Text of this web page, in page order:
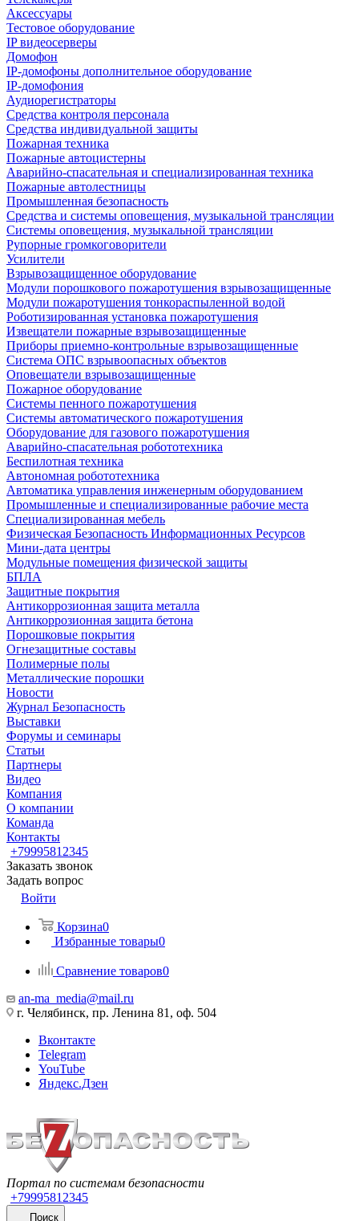
Аксессуары
Тестовое оборудование
IP видеосерверы
Домофон
IP-домофоны дополнительное оборудование
IP-домофония
Аудиорегистраторы
Средства контроля персонала
Средства индивидуальной защиты
Пожарная техника
Пожарные автоцистерны
Аварийно-спасательная и специализированная техника
Пожарные автолестницы
Промышленная безопасность
Средства и системы оповещения, музыкальной трансляции
Системы оповещения, музыкальной трансляции
Рупорные громкоговорители
Усилители
Взрывозащищенное оборудование
Модули порошкового пожаротушения взрывозащищенные
Модули пожаротушения тонкораспыленной водой
Роботизированная установка пожаротушения
Извещатели пожарные взрывозащищенные
Приборы приемно-контрольные взрывозащищенные
Система ОПС взрывоопасных объектов
Оповещатели взрывозащищенные
Пожарное оборудование
Системы пенного пожаротушения
Системы автоматического пожаротушения
Оборудование для газового пожаротушения
Аварийно-спасательная робототехника
Беспилотная техника
Автономная робототехника
Автоматика управления инженерным оборудованием
Промышленные и специализированные рабочие места
Специализированная мебель
Физическая Безопасность Информационных Ресурсов
Мини-дата центры
Модульные помещения физической защиты
БПЛА
Защитные покрытия
Антикоррозионная защита металла
Антикоррозионная защита бетона
Порошковые покрытия
Огнезащитные составы
Полимерные полы
Металлические порошки
Новости
Журнал Безопасность
Выставки
Форумы и семинары
Статьи
Партнеры
Видео
Компания
О компании
Команда
Контакты
+79995812345
Заказать звонок
Задать вопрос
Войти
Корзина0
Избранные товары0
Сравнение товаров0
an-ma_media@mail.ru
г. Челябинск, пр. Ленина 81, оф. 504
Вконтакте
Telegram
YouTube
Яндекс.Дзен
Портал по системам безопасности
+79995812345
Поиск